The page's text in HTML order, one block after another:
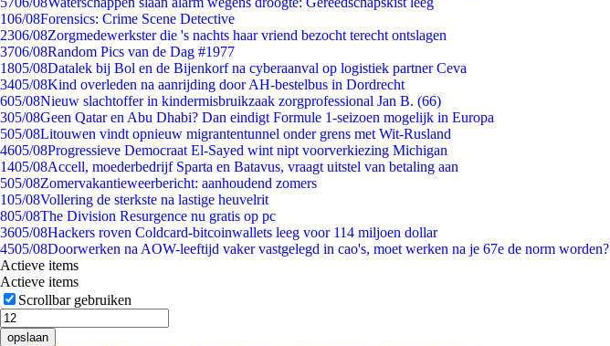
106/08Forensics: Crime Scene Detective
2306/08Zorgmedewerkster die 's nachts haar vriend bezocht terecht ontslagen
3706/08Random Pics van de Dag #1977
1805/08Datalek bij Bol en de Bijenkorf na cyberaanval op logistiek partner Ceva
3405/08Kind overleden na aanrijding door AH-bestelbus in Dordrecht
605/08Nieuw slachtoffer in kindermisbruikzaak zorgprofessional Jan B. (66)
305/08Geen Qatar en Abu Dhabi? Dan eindigt Formule 1-seizoen mogelijk in Europa
505/08Litouwen vindt opnieuw migrantentunnel onder grens met Wit-Rusland
4605/08Progressieve Democraat El-Sayed wint nipt voorverkiezing Michigan
1405/08Accell, moederbedrijf Sparta en Batavus, vraagt uitstel van betaling aan
505/08Zomervakantieweerbericht: aanhoudend zomers
105/08Vollering de sterkste na lastige heuvelrit
805/08The Division Resurgence nu gratis op pc
3605/08Hackers roven Coldcard-bitcoinwallets leeg voor 114 miljoen dollar
4505/08Doorwerken na AOW-leeftijd vaker vastgelegd in cao's, moet werken na je 67e de norm worden?
Actieve items
Actieve items
Scrollbar gebruiken
opslaan